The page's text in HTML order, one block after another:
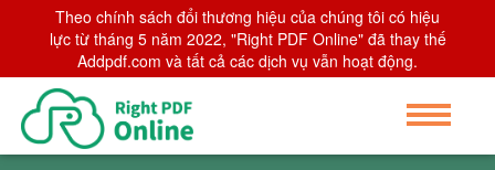
Theo chính sách đổi thương hiệu của chúng tôi có hiệu
lực từ tháng 5 năm 2022, "Right PDF Online" đã thay thế
Addpdf.com và tất cả các dịch vụ vẫn hoạt động.